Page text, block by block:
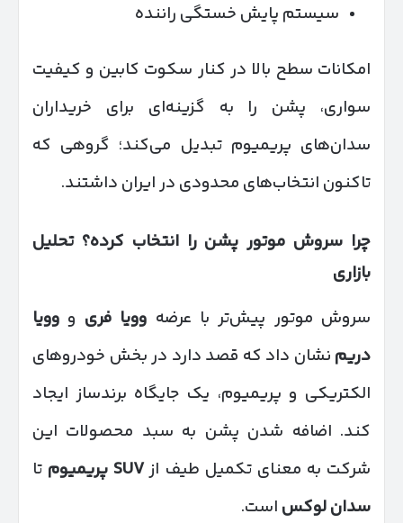
سیستم پایش خستگی راننده
امکانات سطح بالا در کنار سکوت کابین و کیفیت
سواری، پشن را به گزینه‌ای برای خریداران
سدان‌های پریمیوم تبدیل می‌کند؛ گروهی که
تاکنون انتخاب‌های محدودی در ایران داشتند.
چرا سروش موتور پشن را انتخاب کرده؟ تحلیل
بازاری
سروش موتور پیش‌تر با عرضه وویا فری و وویا
دریم نشان داد که قصد دارد در بخش خودروهای
الکتریکی و پریمیوم، یک جایگاه برند‌ساز ایجاد
کند. اضافه شدن پشن به سبد محصولات این
شرکت به معنای تکمیل طیف ازSUV پریمیوم تا
سدان لوکس است.